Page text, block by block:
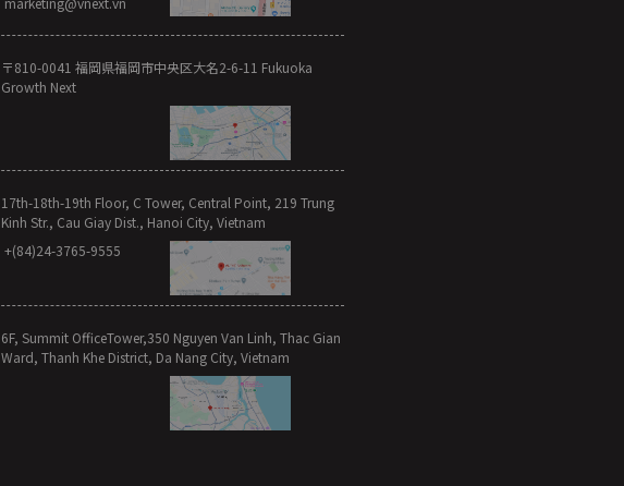
〒810-0041 福岡県福岡市中央区大名2-6-11 Fukuoka
Growth Next
17th-18th-19th Floor, C Tower, Central Point, 219 Trung
Kinh Str., Cau Giay Dist., Hanoi City, Vietnam
+(84)24-3765-9555
6F, Summit OfficeTower,350 Nguyen Van Linh, Thac Gian
Ward, Thanh Khe District, Da Nang City, Vietnam